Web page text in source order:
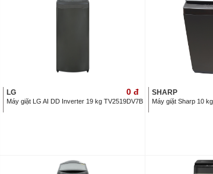
LG 0 đ
Máy giặt LG AI DD Inverter 19 kg TV2519DV7B
SHARP
Máy giặt Sharp 10